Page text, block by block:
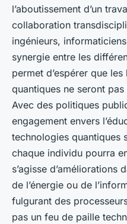
l’aboutissement d’un
collaboration
ingénieurs,
synergie entre les
permet d’espérer que
quantiques ne seront
Avec des politiques
engagement envers
technologies quantiques
chaque individu pourra
s’agisse d’améliorations
de l’énergie ou de
fulgurant des
pas un feu de paille